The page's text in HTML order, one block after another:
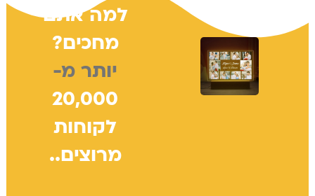
למה אתם
מחכים?
יותר מ-
20,000
לקוחות
מרוצים..